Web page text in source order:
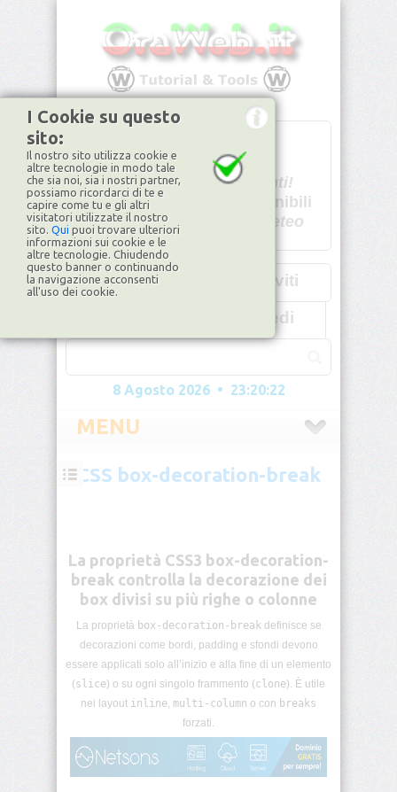
U - -
Spiacenti!
non disponibili
Dati meteo
©2026ilMeteo.it
Iscriviti
Accedi
8 Agosto 2026 • 23:20:25
MENU
CSS
Selettori
CSS
Pseudo-
classi
elementi
Unità
CSS box-decoration-break
La proprietà CSS3 box-decoration-
break controlla la decorazione dei
box divisi su più righe o colonne
La proprietà box-decoration-breakdefinisce se
decorazioni come bordi, padding e sfondi devono
essere applicati solo all’inizio e alla fine di un elemento
(slice) o su ogni singolo frammento (clone). È utile
nei layout inline, multi-column o con breaks
forzati.
I Cookie su questo
sito:
Il nostro sito utilizza cookie e
altre tecnologie in modo tale
che sia noi, sia i nostri partner,
possiamo ricordarci di te e
capire come tu e gli altri
visitatori utilizzate il nostro
sito. Qui puoi trovare ulteriori
informazioni sui cookie e le
altre tecnologie. Chiudendo
questo banner o continuando
la navigazione acconsenti
all'uso dei cookie.